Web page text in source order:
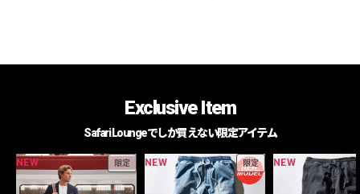
Exclusive Item
Safari Loungeでしか買えない限定アイテム
NEW 限定 NEW 限定 NEW